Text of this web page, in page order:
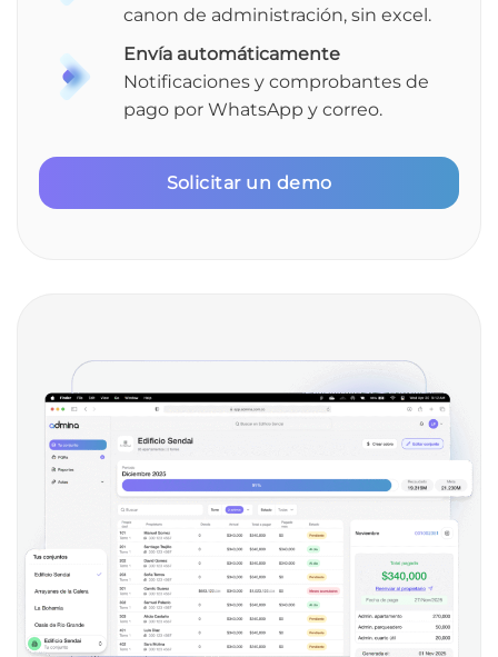
canon de administración, sin excel.
Envía automáticamente
Notificaciones y comprobantes de
pago por WhatsApp y correo.
Solicitar un demo